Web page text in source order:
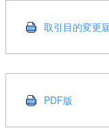
取引目的変更
PDF版